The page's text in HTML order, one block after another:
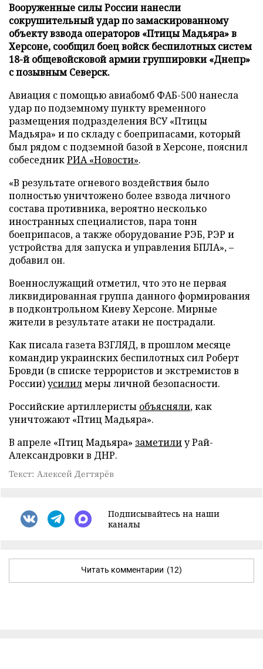
Вооруженные силы России нанесли
сокрушительный удар по замаскированному
объекту взвода операторов «Птицы Мадьяра» в
Херсоне, сообщил боец войск беспилотных систем
18-й общевойсковой армии группировки «Днепр»
с позывным Северск.
Авиация с помощью авиабомб ФАБ-500 нанесла
удар по подземному пункту временного
размещения подразделения ВСУ «Птицы
Мадьяра» и по складу с боеприпасами, который
был рядом с подземной базой в Херсоне, пояснил
собеседникРИА «Новости».
«В результате огневого воздействия было
полностью уничтожено более взвода личного
состава противника, вероятно несколько
иностранных специалистов, пара тонн
боеприпасов, а также оборудование РЭБ, РЭР и
устройства для запуска и управления БПЛА», –
добавил он.
Военнослужащий отметил, что это не первая
ликвидированная группа данного формирования
в подконтрольном Киеву Херсоне. Мирные
жители в результате атаки не пострадали.
Как писала газета ВЗГЛЯД, в прошлом месяце
командир украинских беспилотных сил Роберт
Бровди (в списке террористов и экстремистов в
России)усилилмеры личной безопасности.
Российские артиллеристы объясняли, как
уничтожают «Птиц Мадьяра».
В апреле «Птиц Мадьяра» заметилиу Рай-
Александровки в ДНР.
Текст: Алексей Дегтярёв
Подписывайтесь на наши
каналы
Читать комментарии (12)